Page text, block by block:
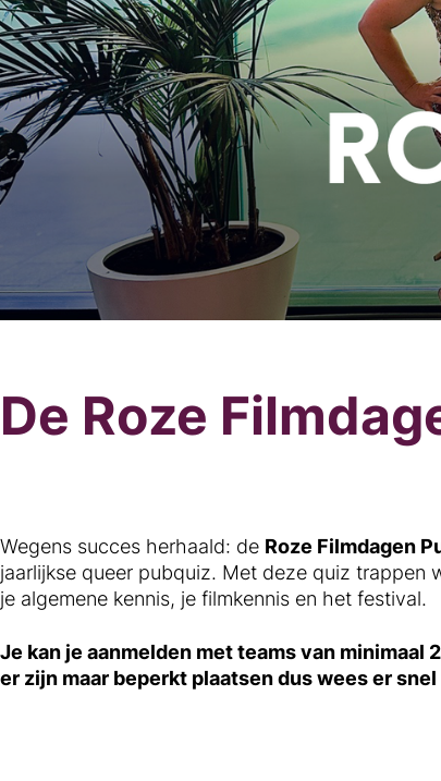
De Roze
Wegens succes herhaald: de Roze Filmdagen
jaarlijkse queer pubquiz. Met deze quiz trappen
je algemene kennis, je filmkennis en het festival.
Je kan je aanmelden met teams van minimaal
er zijn maar beperkt plaatsen dus wees er snel